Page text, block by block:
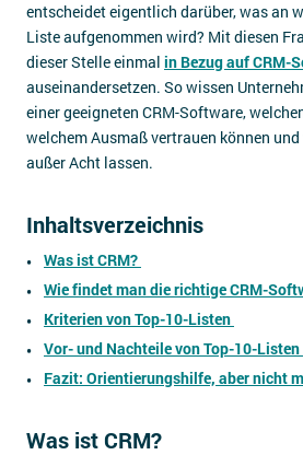
entscheidet eigentlich darüber, was an
Liste aufgenommen wird? Mit diesen
dieser Stelle einmal in Bezug auf CRM-
auseinandersetzen. So wissen
einer geeigneten CRM-Software,
welchem Ausmaß vertrauen können
außer Acht lassen.
Inhaltsverzeichnis
Was ist CRM?
Wie findet man die richtige CRM-
Kriterien von Top-10-Listen
Vor- und Nachteile von Top-10-Listen
Fazit: Orientierungshilfe, aber nicht
Was ist CRM?